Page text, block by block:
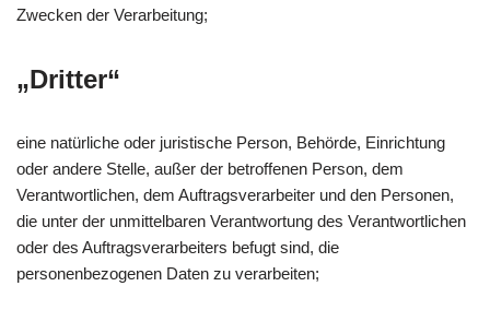
Zwecken der Verarbeitung;
„Dritter“
eine natürliche oder juristische Person, Behörde, Einrichtung
oder andere Stelle, außer der betroffenen Person, dem
Verantwortlichen, dem Auftragsverarbeiter und den Personen,
die unter der unmittelbaren Verantwortung des Verantwortlichen
oder des Auftragsverarbeiters befugt sind, die
personenbezogenen Daten zu verarbeiten;